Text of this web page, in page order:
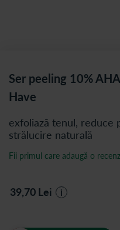
Ser peeling 10%
Have
exfoliază tenul, reduce
strălucire naturală
Fii primul care adaugă o
39,70 Lei i